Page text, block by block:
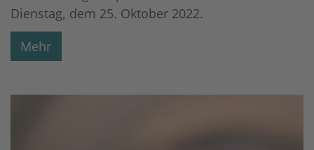
Dienstag, dem 25. Oktober 2022.
Mehr